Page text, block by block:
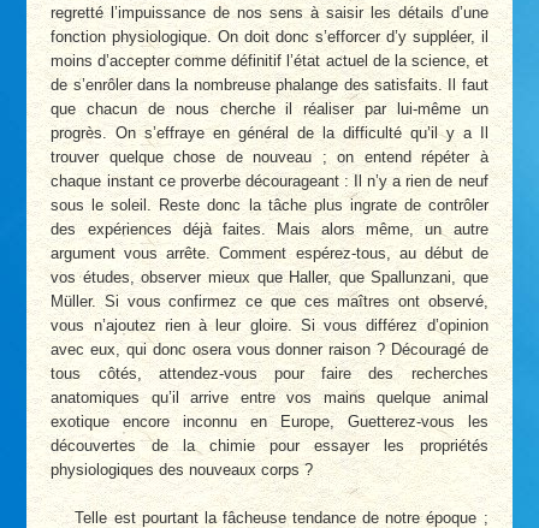
regretté l’impuissance de nos sens à saisir les détails d’une
fonction physiologique. On doit donc s’efforcer d’y suppléer, il
moins d’accepter comme définitif l’état actuel de la science, et
de s’enrôler dans la nombreuse phalange des satisfaits. Il faut
que chacun de nous cherche il réaliser par lui-même un
progrès. On s’effraye en général de la difficulté qu’il y a Il
trouver quelque chose de nouveau ; on entend répéter à
chaque instant ce proverbe décourageant : Il n’y a rien de neuf
sous le soleil. Reste donc la tâche plus ingrate de contrôler
des expériences déjà faites. Mais alors même, un autre
argument vous arrête. Comment espérez-tous, au début de
vos études, observer mieux que Haller, que Spallunzani, que
Müller. Si vous confirmez ce que ces maîtres ont observé,
vous n’ajoutez rien à leur gloire. Si vous différez d’opinion
avec eux, qui donc osera vous donner raison ? Découragé de
tous côtés, attendez-vous pour faire des recherches
anatomiques qu’il arrive entre vos mains quelque animal
exotique encore inconnu en Europe, Guetterez-vous les
découvertes de la chimie pour essayer les propriétés
physiologiques des nouveaux corps ?
Telle est pourtant la fâcheuse tendance de notre époque ;